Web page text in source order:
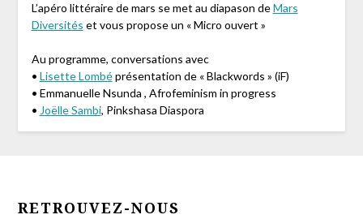
L’apéro littéraire de mars se met au diapason deMars
Diversités et vous propose un « Micro ouvert »
Au programme, conversations avec
• Lisette Lombéprésentation de « Blackwords » (iF)
• Emmanuelle Nsunda , Afrofeminism in progress
• Joëlle Sambi, Pinkshasa Diaspora
RETROUVEZ-NOUS